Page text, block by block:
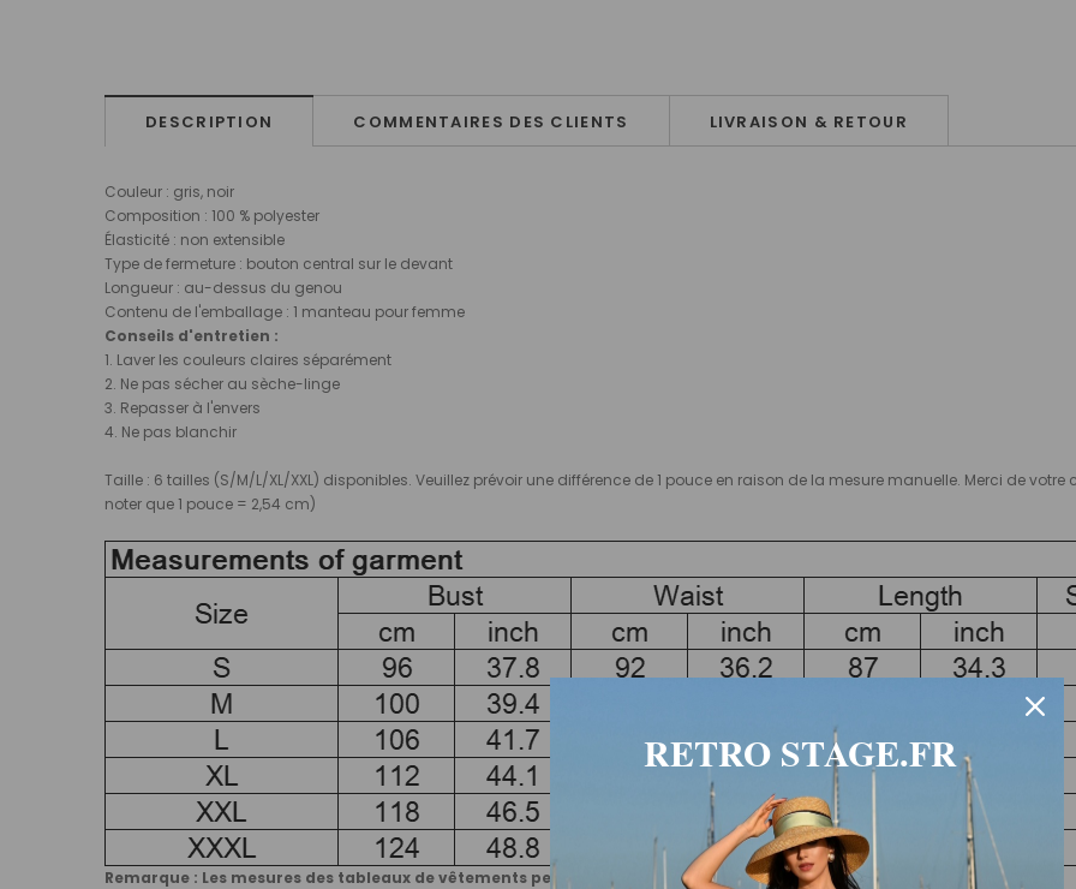
DESCRIPTION COMMENTAIRES DES CLIENTS LIVRAISON & RETOUR
Couleur : gris, noir
Composition : 100 % polyester
Élasticité : non extensible
Type de fermeture : bouton central sur le devant
Longueur : au-dessus du genou
Contenu de l'emballage : 1 manteau pour femme
Conseils d'entretien :
1. Laver les couleurs claires séparément
2. Ne pas sécher au sèche-linge
3. Repasser à l'envers
4. Ne pas blanchir
Taille : 6 tailles (S/M/L/XL/XXL) disponibles. Veuillez prévoir une différence de 1 pouce en raison de la mesure manuelle. Merci de
noter que 1 pouce = 2,54 cm)
Remarque : Les mesures des tableaux de vêtements peuvent varier en fonction des produits ou des fournisseurs.
RETRO STAGE.FR